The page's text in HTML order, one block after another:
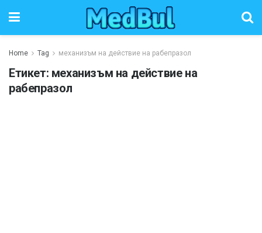
Home Tag механизъм на действие на рабепразол
Етикет: механизъм на действие на
рабепразол